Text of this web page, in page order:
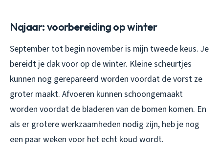
Najaar: voorbereiding op winter
September tot begin november is mijn tweede keus. Je
bereidt je dak voor op de winter. Kleine scheurtjes
kunnen nog gerepareerd worden voordat de vorst ze
groter maakt. Afvoeren kunnen schoongemaakt
worden voordat de bladeren van de bomen komen. En
als er grotere werkzaamheden nodig zijn, heb je nog
een paar weken voor het echt koud wordt.